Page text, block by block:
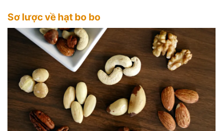
Sơ lược về hạt bo bo